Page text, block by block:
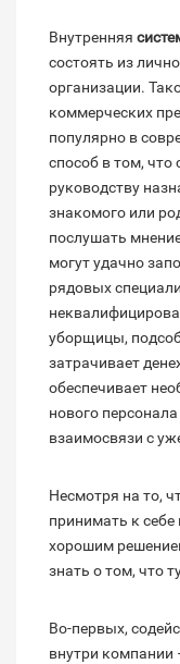
Внутренняя
состоять из
организации.
коммерческих
популярно в
способ в том,
руководству
знакомого или
послушать
могут удачно
рядовых
уборщицы,
затрачивает
обеспечивает
нового
взаимосвязи с
Несмотря на то,
принимать к себе
хорошим
знать о том, что
Во-первых,
внутри компании